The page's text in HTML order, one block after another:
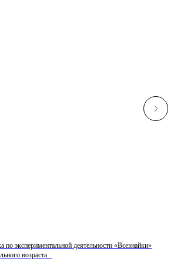
экспериментальной деятельности «Всезнайки»
возраста⠀